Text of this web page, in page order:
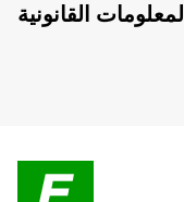
المعلومات القانونية